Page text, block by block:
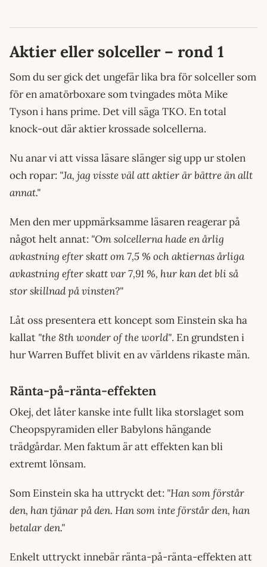
Aktier eller solceller – rond 1
Som du ser gick det ungefär lika bra för solceller som
för en amatörboxare som tvingades möta Mike
Tyson i hans prime. Det vill säga TKO. En total
knock-out där aktier krossade solcellerna.
Nu anar vi att vissa läsare slänger sig upp ur stolen
och ropar: "Ja, jag visste väl att aktier är bättre än allt
annat."
Men den mer uppmärksamme läsaren reagerar på
något helt annat: "Om solcellerna hade en årlig
avkastning efter skatt om 7,5 % och aktiernas årliga
avkastning efter skatt var 7,91 %, hur kan det bli så
stor skillnad på vinsten?"
Låt oss presentera ett koncept som Einstein ska ha
kallat "the 8th wonder of the world". En grundsten i
hur Warren Buffet blivit en av världens rikaste män.
Ränta-på-ränta-effekten
Okej, det låter kanske inte fullt lika storslaget som
Cheopspyramiden eller Babylons hängande
trädgårdar. Men faktum är att effekten kan bli
extremt lönsam.
Som Einstein ska ha uttryckt det: "Han som förstår
den, han tjänar på den. Han som inte förstår den, han
betalar den."
Enkelt uttryckt innebär ränta-på-ränta-effekten att